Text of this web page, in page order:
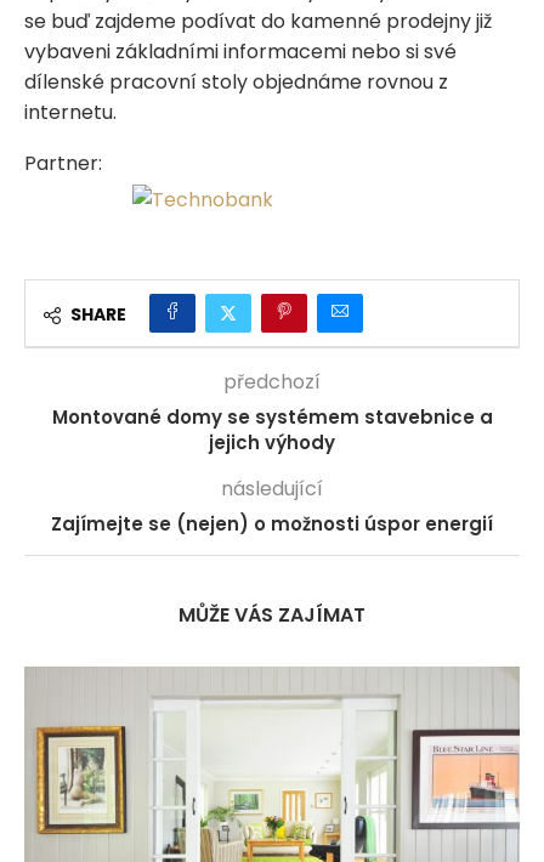
se buď zajdeme podívat do kamenné prodejny již
vybaveni základními informacemi nebo si své
dílenské pracovní stoly objednáme rovnou z
internetu.
Partner:
SHARE
předchozí
Montované domy se systémem stavebnice a
jejich výhody
následující
Zajímejte se (nejen) o možnosti úspor energií
MŮŽE VÁS ZAJÍMAT